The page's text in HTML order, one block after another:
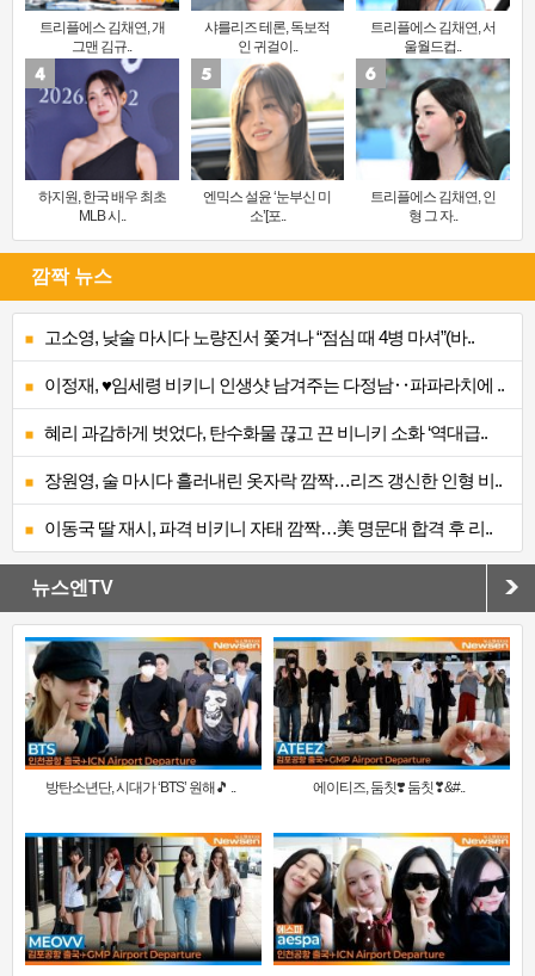
트리플에스 김채연, 개
그맨 김규..
샤를리즈 테론, 독보적
인 귀걸이..
트리플에스 김채연, 서
울월드컵..
하지원, 한국 배우 최초
MLB 시..
엔믹스 설윤 ‘눈부신 미
소’[포..
트리플에스 김채연, 인
형 그 자..
깜짝 뉴스
고소영, 낮술 마시다 노량진서 쫓겨나 “점심 때 4병 마셔”(바..
이정재, ♥임세령 비키니 인생샷 남겨주는 다정남‥파파라치에 ..
혜리 과감하게 벗었다, 탄수화물 끊고 끈 비니키 소화 ‘역대급..
장원영, 술 마시다 흘러내린 옷자락 깜짝…리즈 갱신한 인형 비..
이동국 딸 재시, 파격 비키니 자태 깜짝…美 명문대 합격 후 리..
뉴스엔TV
방탄소년단, 시대가 ‘BTS’ 원해🎵 .. 에이티즈, 둠칫❣️ 둠칫❣&#..